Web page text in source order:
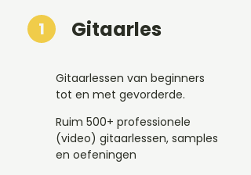
1 Gitaarles
Gitaarlessen van beginners
tot en met gevorderde.
Ruim 500+ professionele
(video) gitaarlessen, samples
en oefeningen